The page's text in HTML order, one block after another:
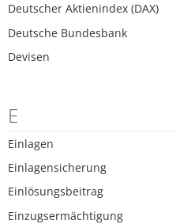
Deutscher Aktienindex (DAX)
Deutsche Bundesbank
Devisen
E
Einlagen
Einlagensicherung
Einlösungsbeitrag
Einzugsermächtigung